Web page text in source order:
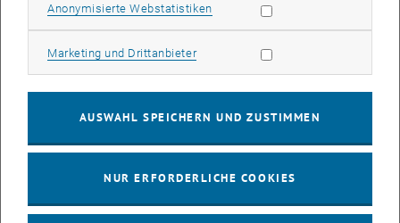
Lasermaterialbearbeitung und Werkstoffentwicklung. Der Preis ist
Nachdem die Böhler-Uddeholm Gruppe bereits in den vergangenen
erhöht hat, wurde auch im Geschäftsjahr 2002 der
Patentstatistik wider: Die Anzahl der Patente (inklusive
Patentanmeldungen) erhöhte sich von 297 (1997) auf 418 (2002).
Anonymisierte WebstatistikenStatistik Cookies zulassen
Marketing und DrittanbieterMarketing Cookies zulassen
AUSWAHL SPEICHERN UND ZUSTIMMEN
NUR ERFORDERLICHE COOKIES